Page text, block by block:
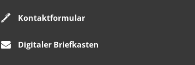
Kontaktformular
Digitaler Briefkasten